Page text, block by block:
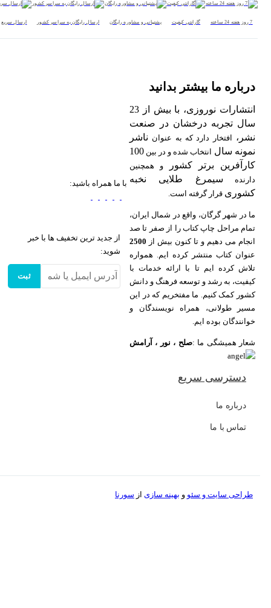
گارانتی کیفیت پشتیبانی و مشاوره رایگان ارسال رایگان به سراسر کشور ارسال سریع
درباره ما بیشتر بدانید
انتشارات نوروزی، با بیش از 23
سال تجربه درخشان در صنعت
نشر،افتخار دارد که به عنوانناشر
نمونه سالانتخاب شده و در بین 100
کارآفرین برتر کشور
و همچنین
دارندهسیمرغ طلایی نخبه
کشوریقرار گرفته است.
ما در شهر گرگان، واقع در شمال ایران،
تمام مراحل چاپ کتاب را از صفر تا صد
انجام می دهیم و تا کنون بیش از2500
عنوان کتاب منتشر کرده ایم. همواره
تلاش کرده ایم تا با ارائه خدمات با
کیفیت، به رشد و توسعه فرهنگ و دانش
کشور کمک کنیم. ما مفتخریم که در این
مسیر طولانی، همراه نویسندگان و
خوانندگان بوده ایم.
شعار همیشگی ما : صلح ، نور ، آرامش
دسترسی سریع
درباره ما
تماس با ما
با ما همراه باشید:
از جدید ترین تخفیف ها با خبر
شوید:
ثبت
طراحی سایت وسئو وبهینه سازیازسورنا